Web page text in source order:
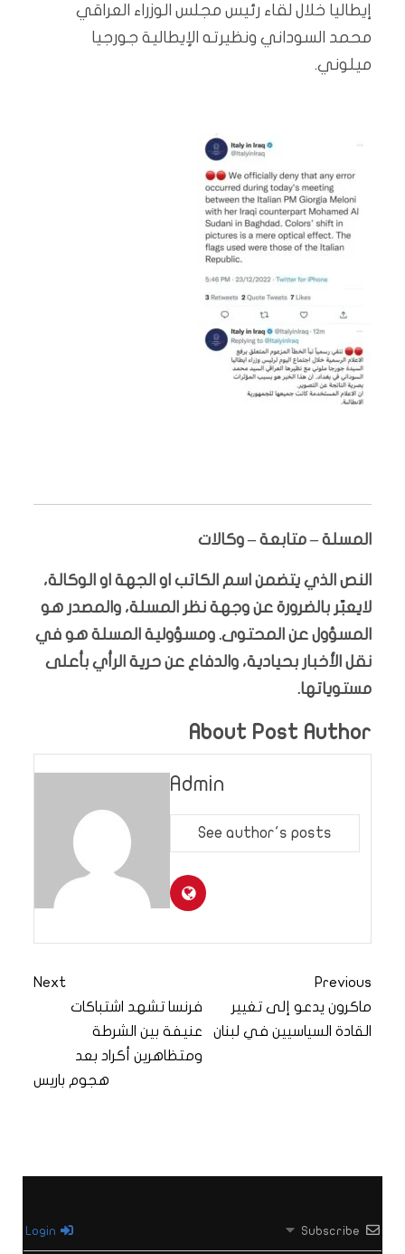
إيطاليا خلال لقاء رئيس مجلس الوزراء العراقي
محمد السوداني ونظيرته الإيطالية جورجيا
ميلوني.
المسلة – متابعة – وكالات
النص الذي يتضمن اسم الكاتب او الجهة او الوكالة،
لايعبّر بالضرورة عن وجهة نظر المسلة، والمصدر هو
المسؤول عن المحتوى. ومسؤولية المسلة هو في
نقل الأخبار بحيادية، والدفاع عن حرية الرأي بأعلى
مستوياتها.
About Post Author
Admin
See author's posts
Previous
ماكرون يدعو إلى تغيير
القادة السياسيين في لبنان
Next
فرنسا تشهد اشتباكات
عنيفة بين الشرطة
ومتظاهرين أكراد بعد
هجوم باريس
Subscribe